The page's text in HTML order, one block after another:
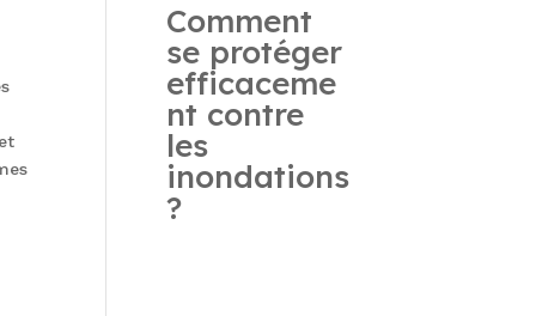
Comment
se protéger
efficaceme
nt contre
les
inondations
?